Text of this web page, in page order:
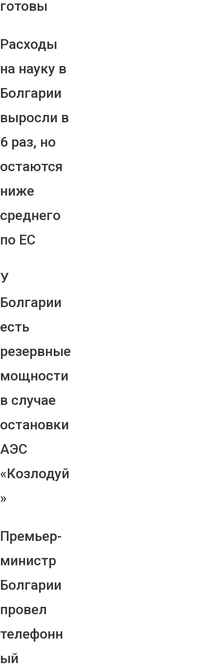
готовы
Расходы
на науку в
Болгарии
выросли в
6 раз, но
остаются
ниже
среднего
по ЕС
У
Болгарии
есть
резервные
мощности
в случае
остановки
АЭС
«Козлодуй
»
Премьер-
министр
Болгарии
провел
телефонн
ый